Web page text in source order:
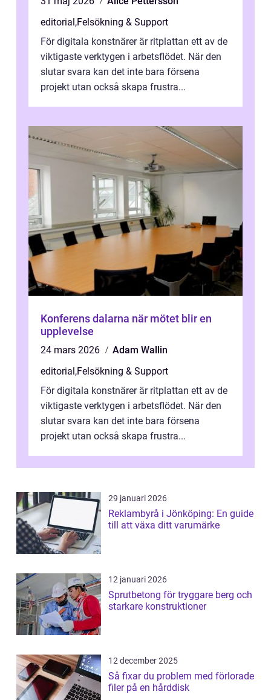
editorial,Felsökning & Support
För digitala konstnärer är ritplattan ett av de
viktigaste verktygen i arbetsflödet. När den
slutar svara kan det inte bara försena
projekt utan också skapa frustra...
Konferens dalarna när mötet blir en
upplevelse
24 mars 2026
Adam Wallin
editorial,Felsökning & Support
För digitala konstnärer är ritplattan ett av de
viktigaste verktygen i arbetsflödet. När den
slutar svara kan det inte bara försena
projekt utan också skapa frustra...
29 januari 2026
Reklambyrå i Jönköping: En guide
till att växa ditt varumärke
12 januari 2026
Sprutbetong för tryggare berg och
starkare konstruktioner
12 december 2025
Så fixar du problem med förlorade
filer på en hårddisk